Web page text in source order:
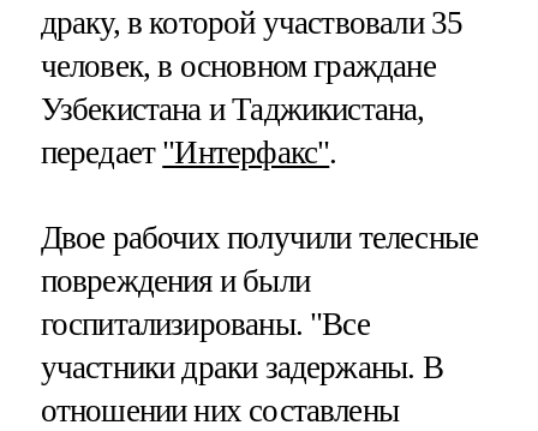
драку, в которой участвовали 35
человек, в основном граждане
Узбекистана и Таджикистана,
передает "Интерфакс".
Двое рабочих получили телесные
повреждения и были
госпитализированы. "Все
участники драки задержаны. В
отношении них составлены